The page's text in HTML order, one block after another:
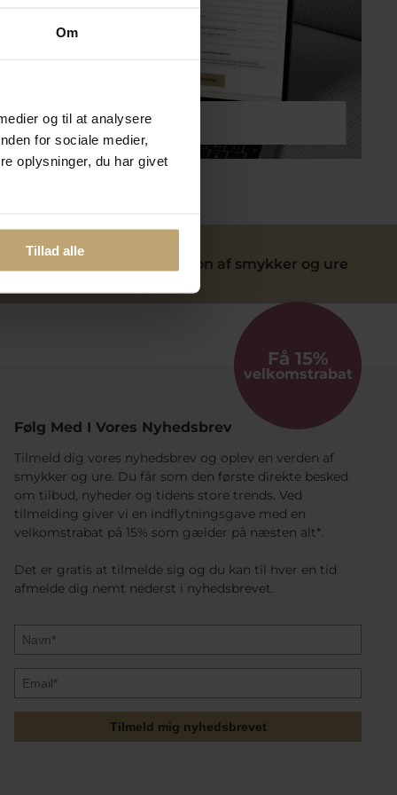
Om
og til at analysere
for sociale medier,
oplysninger, du har givet
Tillad alle
dig kundeklubben
Reparation af smykker og ure
Få 15%
velkomstrabat
Følg Med I Vores Nyhedsbrev
Tilmeld dig vores nyhedsbrev og oplev en verden af
smykker og ure. Du får som den første direkte besked
om tilbud, nyheder og tidens store trends. Ved
tilmelding giver vi en indflytningsgave med en
velkomstrabat på 15% som gælder på næsten alt*.
Det er gratis at tilmelde sig og du kan til hver en tid
afmelde dig nemt nederst i nyhedsbrevet.
Tilmeld mig nyhedsbrevet